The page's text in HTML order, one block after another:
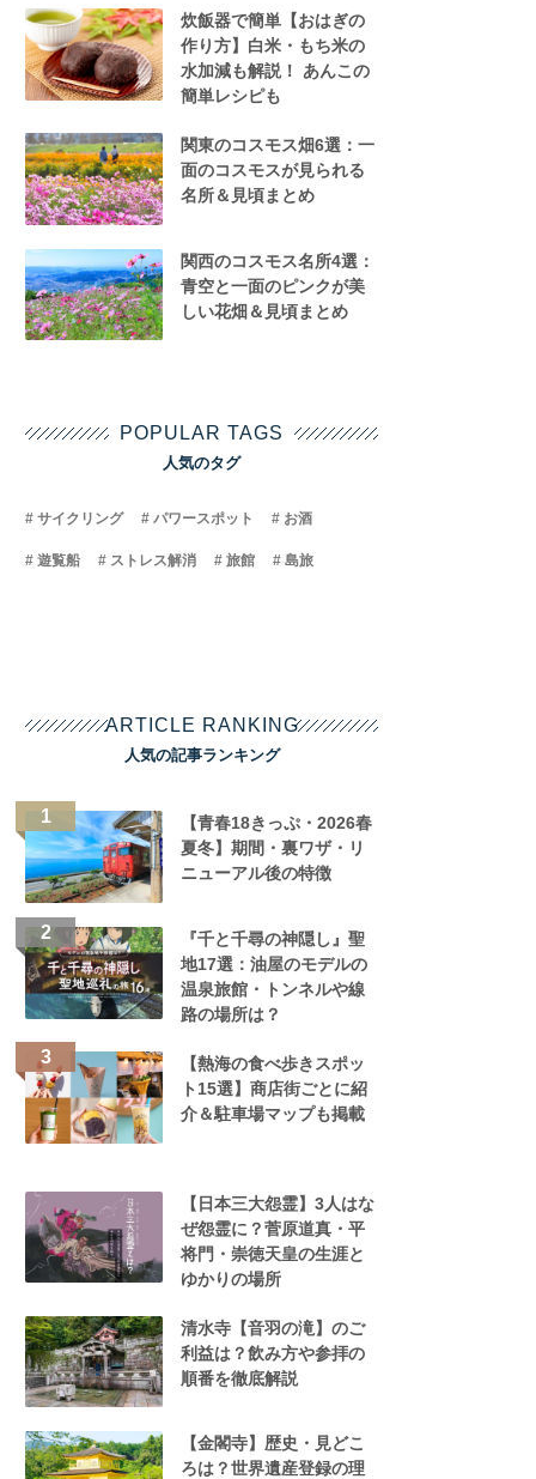
炊飯器で簡単【おはぎの
作り方】白米・もち米の
水加減も解説！ あんこの
簡単レシピも
関東のコスモス畑6選：一
面のコスモスが見られる
名所＆見頃まとめ
関西のコスモス名所4選：
青空と一面のピンクが美
しい花畑＆見頃まとめ
POPULAR TAGS
人気のタグ
サイクリング パワースポット お酒
遊覧船 ストレス解消 旅館 島旅
ARTICLE RANKING
人気の記事ランキング
【青春18きっぷ・2026春
夏冬】期間・裏ワザ・リ
ニューアル後の特徴
『千と千尋の神隠し』聖
地17選：油屋のモデルの
温泉旅館・トンネルや線
路の場所は？
【熱海の食べ歩きスポッ
ト15選】商店街ごとに紹
介＆駐車場マップも掲載
【日本三大怨霊】3人はな
ぜ怨霊に？菅原道真・平
将門・崇徳天皇の生涯と
ゆかりの場所
清水寺【音羽の滝】のご
利益は？飲み方や参拝の
順番を徹底解説
【金閣寺】歴史・見どこ
ろは？世界遺産登録の理